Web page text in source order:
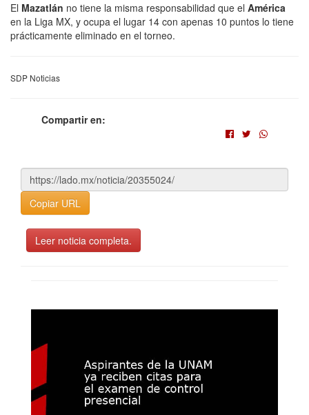
El Mazatlán no tiene la misma responsabilidad que el América
en la Liga MX, y ocupa el lugar 14 con apenas 10 puntos lo tiene
prácticamente eliminado en el torneo.
SDP Noticias
Compartir en:
Copiar URL
Leer noticia completa.